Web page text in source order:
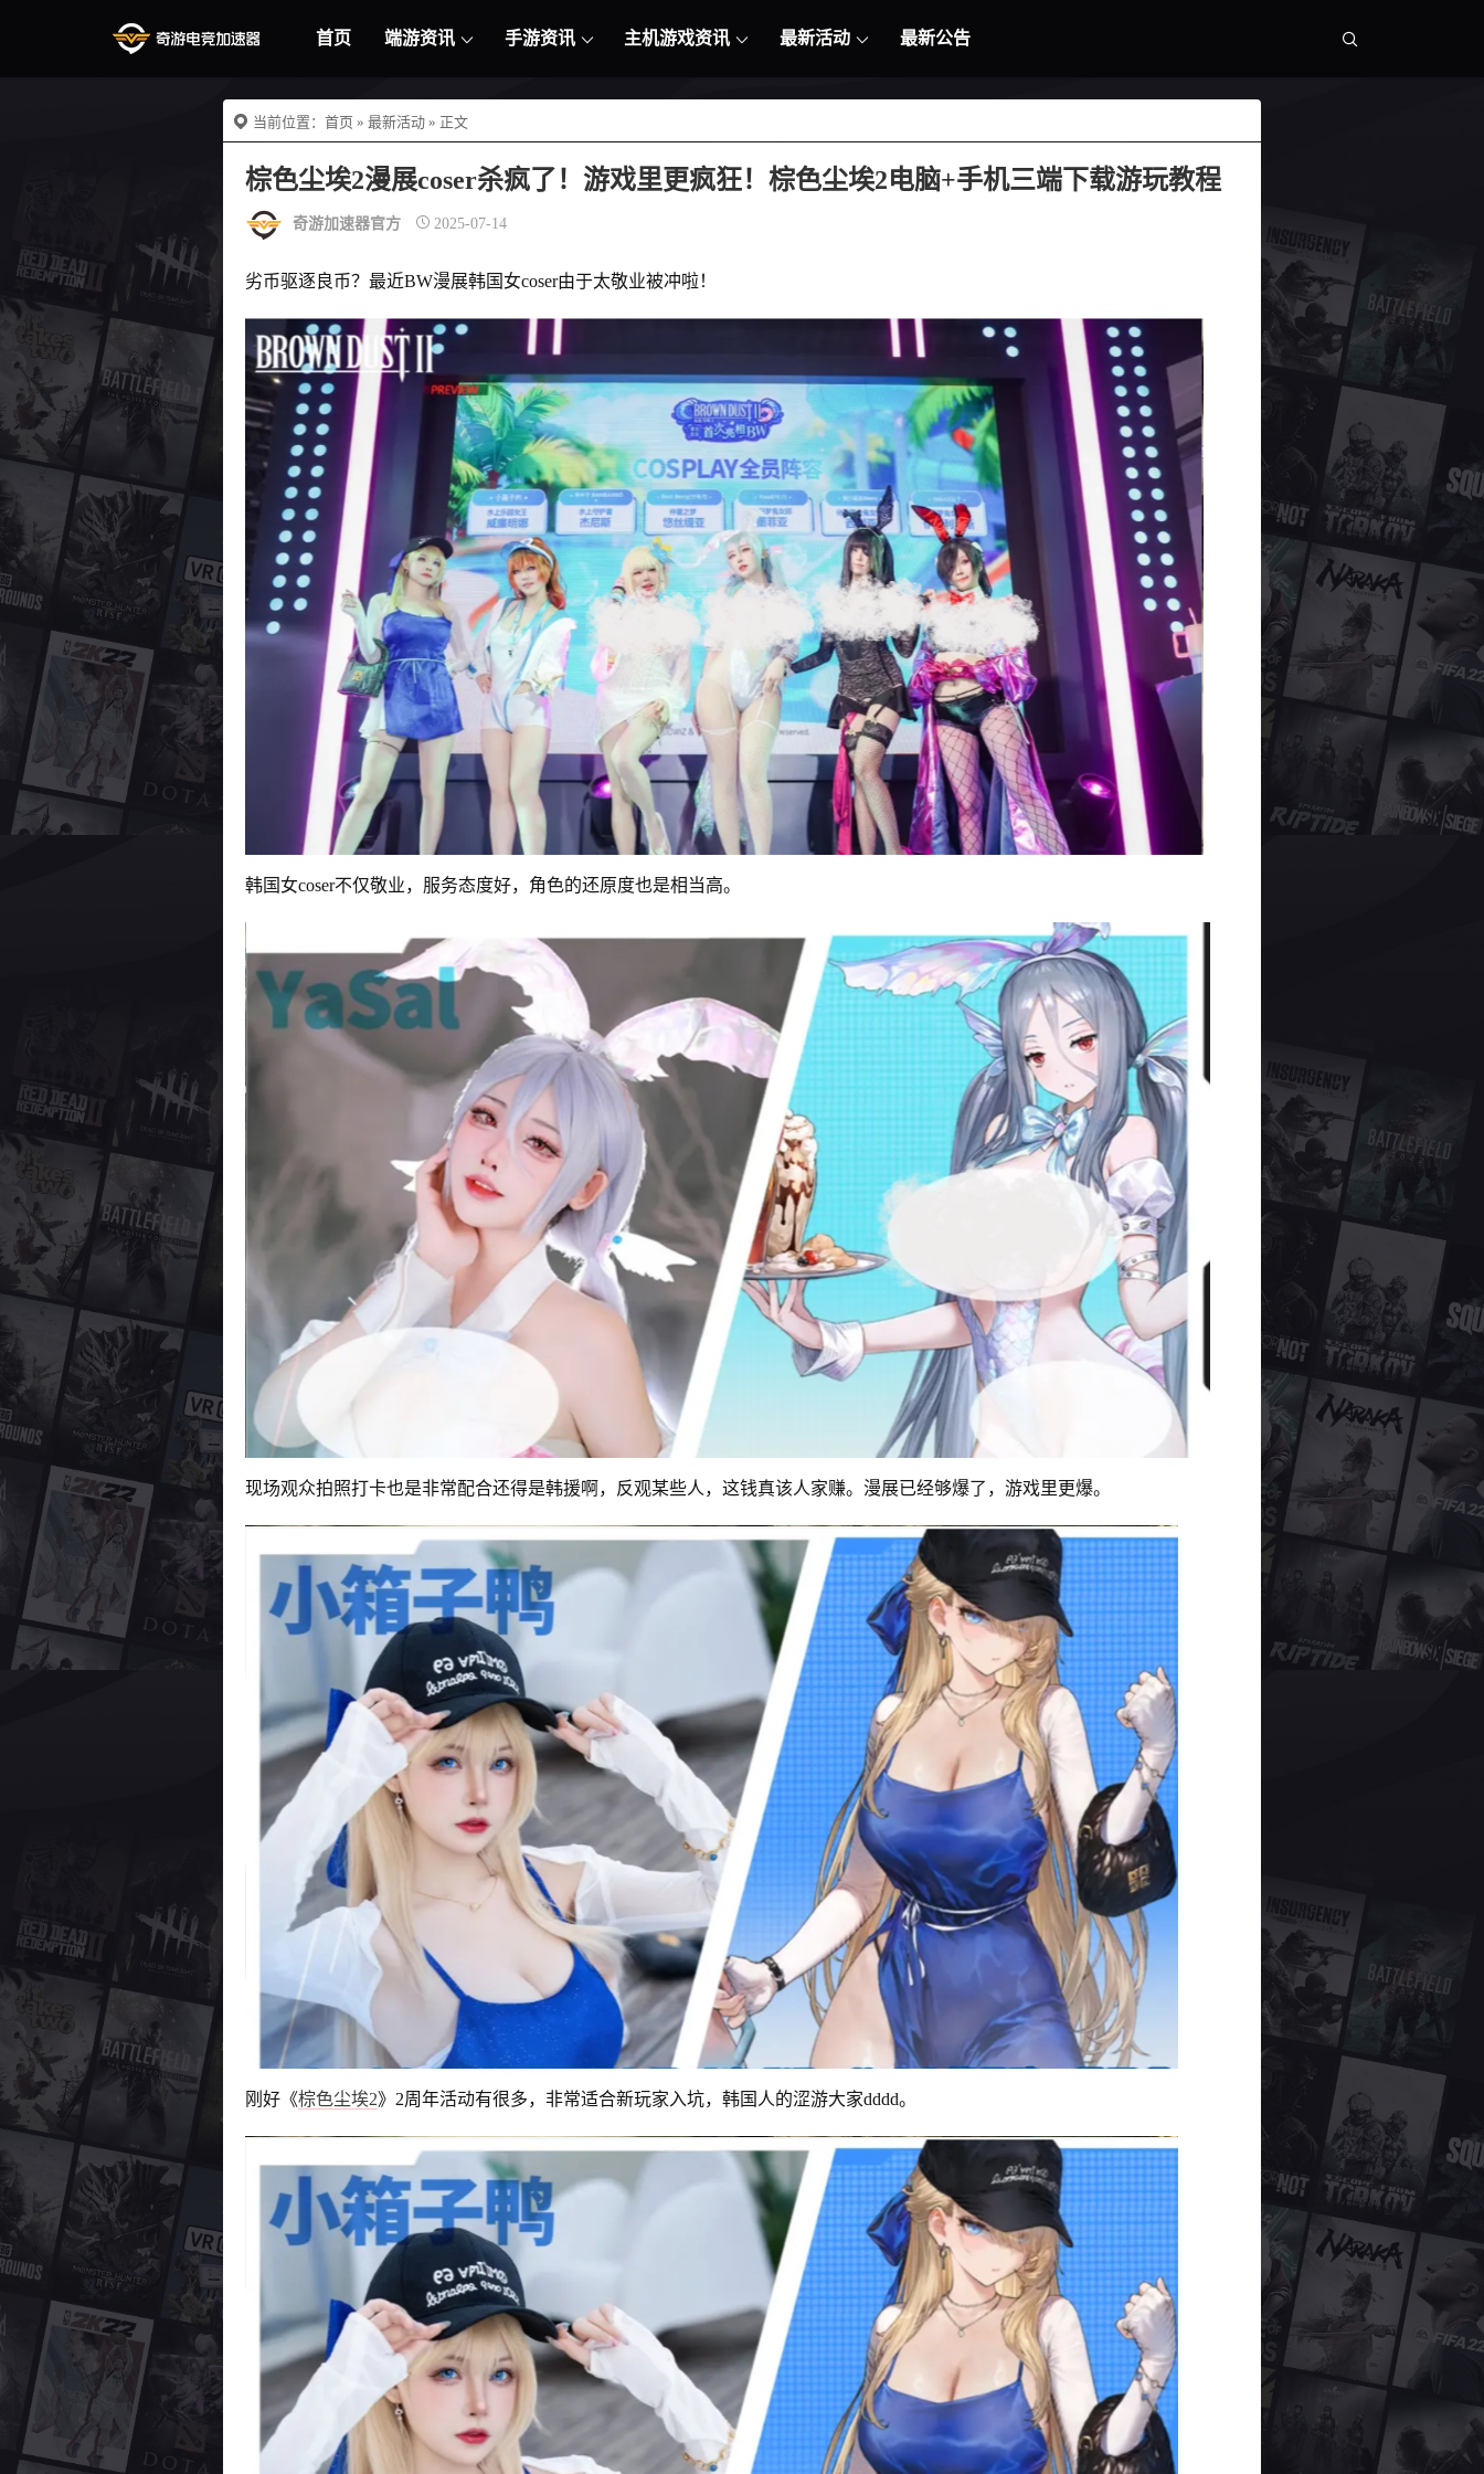
首页 端游资讯 手游资讯 主机游戏资讯 最新活动 最新公告
当前位置： 首页 » 最新活动 » 正文
棕色尘埃2漫展coser杀疯了！游戏里更疯狂！棕色尘埃2电脑+手机三端下载游玩教程
奇游加速器官方 2025-07-14
劣币驱逐良币？最近BW漫展韩国女coser由于太敬业被冲啦！
韩国女coser不仅敬业，服务态度好，角色的还原度也是相当高。
现场观众拍照打卡也是非常配合还得是韩援啊，反观某些人，这钱真该人家赚。漫展已经够爆了，游戏里更爆。
刚好《棕色尘埃2》2周年活动有很多，非常适合新玩家入坑，韩国人的涩游大家dddd。